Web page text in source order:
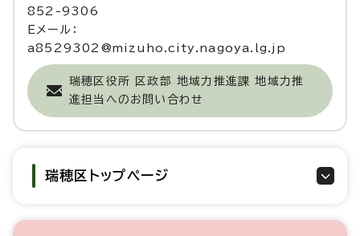
852-9306
Eメール：
a8529302@mizuho.city.nagoya.lg.jp
瑞穂区役所 区政部 地域力推進課 地域力推
進担当へのお問い合わせ
瑞穂区トップページ